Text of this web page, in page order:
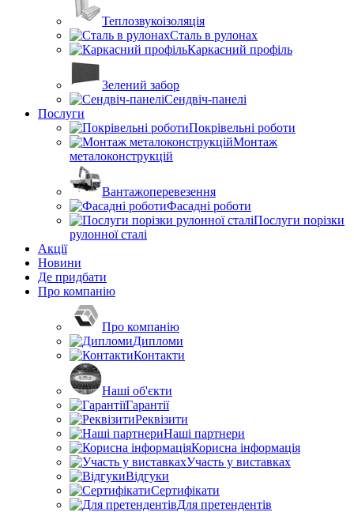
Теплозвукоізоляція
Сталь в рулонах
Каркасний профіль
Зелений забор
Сендвіч-панелі
Послуги
Покрівельні роботи
Монтаж
металоконструкцій
Вантажоперевезення
Фасадні роботи
Послуги порізки
рулонної сталі
Акції
Новини
Де придбати
Про компанію
Про компанію
Дипломи
Контакти
Наші об'єкти
Гарантії
Реквізити
Наші партнери
Корисна інформація
Участь у виставках
Відгуки
Сертифікати
Для претендентів